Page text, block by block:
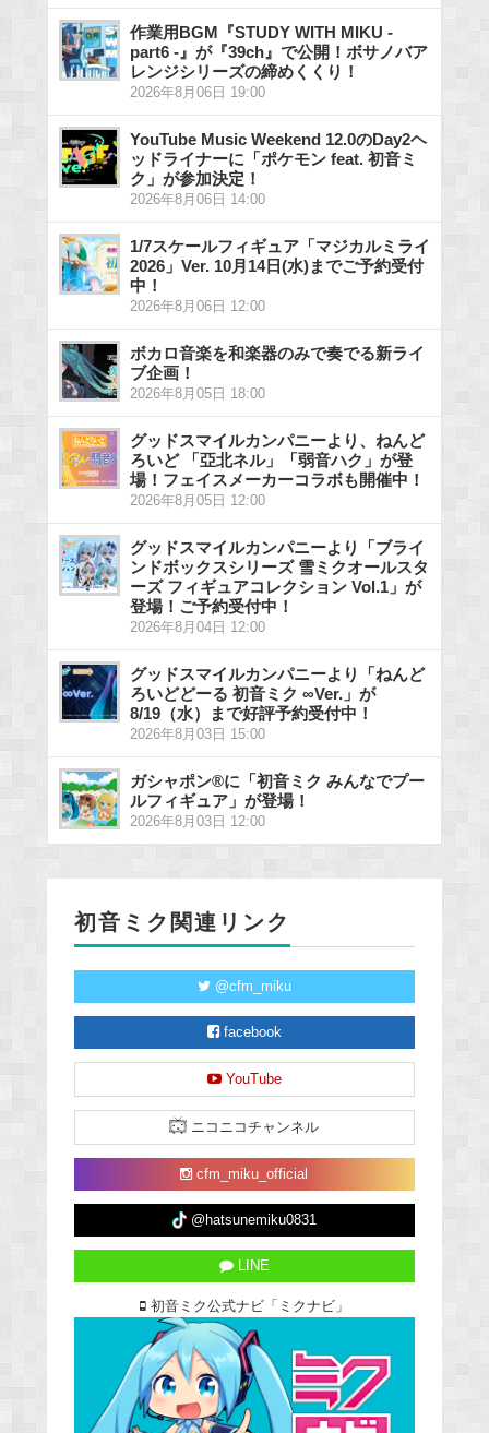
作業用BGM『STUDY WITH MIKU -
part6 -』が『39ch』で公開！ボサノバア
レンジシリーズの締めくくり！
2026年8月06日 19:00
YouTube Music Weekend 12.0のDay2ヘ
ッドライナーに「ポケモン feat. 初音ミ
ク」が参加決定！
2026年8月06日 14:00
1/7スケールフィギュア「マジカルミライ
2026」Ver. 10月14日(水)までご予約受付
中！
2026年8月06日 12:00
ボカロ音楽を和楽器のみで奏でる新ライ
ブ企画！
2026年8月05日 18:00
グッドスマイルカンパニーより、ねんど
ろいど 「亞北ネル」「弱音ハク」が登
場！フェイスメーカーコラボも開催中！
2026年8月05日 12:00
グッドスマイルカンパニーより「ブライ
ンドボックスシリーズ 雪ミクオールスタ
ーズ フィギュアコレクション Vol.1」が
登場！ご予約受付中！
2026年8月04日 12:00
グッドスマイルカンパニーより「ねんど
ろいどどーる 初音ミク ∞Ver.」が
8/19（水）まで好評予約受付中！
2026年8月03日 15:00
ガシャポン®に「初音ミク みんなでプー
ルフィギュア」が登場！
2026年8月03日 12:00
初音ミク関連リンク
@cfm_miku
facebook
YouTube
ニコニコチャンネル
cfm_miku_official
@hatsunemiku0831
LINE
初音ミク公式ナビ「ミクナビ」